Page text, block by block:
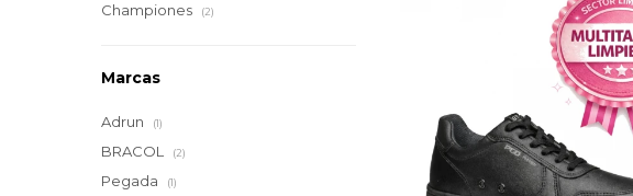
Championes (2)
Marcas
Adrun (1)
BRACOL (2)
Pegada (1)